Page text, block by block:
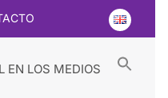
EN LOS MEDIOS